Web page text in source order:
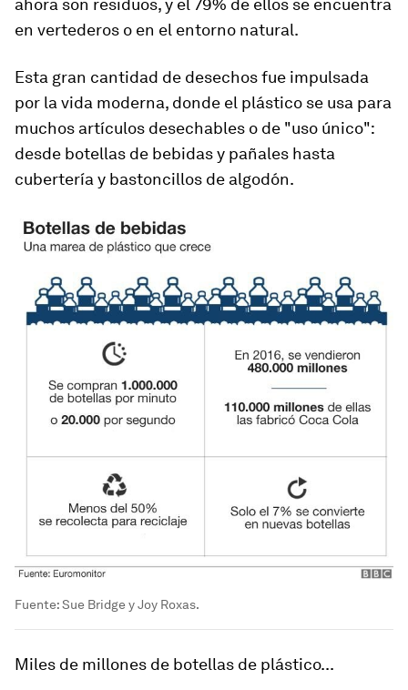
en vertederos o en el entorno natural.
Esta gran cantidad de desechos fue impulsada
por la vida moderna, donde el plástico se usa para
muchos artículos desechables o de "uso único":
desde botellas de bebidas y pañales hasta
cubertería y bastoncillos de algodón.
Fuente: Sue Bridge y Joy Roxas.
Miles de millones de botellas de plástico...